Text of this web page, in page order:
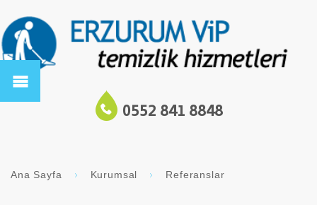
0552 841 8848
Ana Sayfa Kurumsal Referanslar